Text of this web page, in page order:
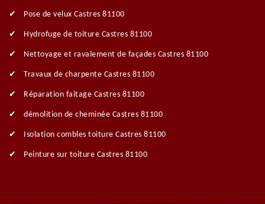
Pose de velux Castres 81100
Hydrofuge de toiture Castres 81100
Nettoyage et ravalement de façades Castres 81100
Travaux de charpente Castres 81100
Réparation faitage Castres 81100
démolition de cheminée Castres 81100
Isolation combles toiture Castres 81100
Peinture sur toiture Castres 81100